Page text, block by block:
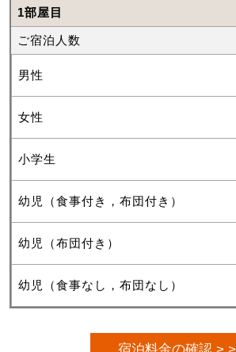
1部屋目
ご宿泊人数
男性
女性
小学生
幼児（食事付き，布団付き）
幼児（布団付き）
幼児（食事なし，布団なし）
宿泊料金の確認 > >